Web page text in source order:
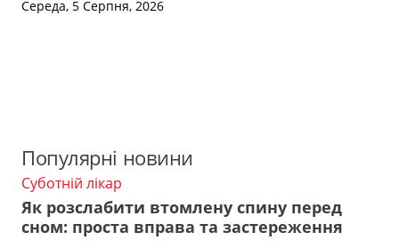
Середа, 5 Серпня, 2026
Популярні новини
Суботній лікар
Як розслабити втомлену спину перед
сном: проста вправа та застереження